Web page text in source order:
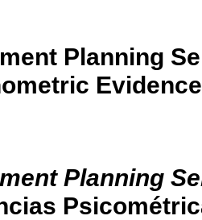
Planning
Planning